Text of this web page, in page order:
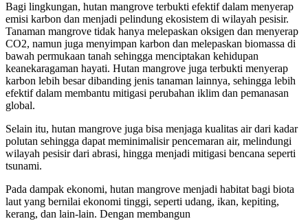
Bagi lingkungan, hutan mangrove terbukti efektif dalam menyerap
emisi karbon dan menjadi pelindung ekosistem di wilayah pesisir.
Tanaman mangrove tidak hanya melepaskan oksigen dan menyerap
CO2, namun juga menyimpan karbon dan melepaskan biomassa di
bawah permukaan tanah sehingga menciptakan kehidupan
keanekaragaman hayati. Hutan mangrove juga terbukti menyerap
karbon lebih besar dibanding jenis tanaman lainnya, sehingga lebih
efektif dalam membantu mitigasi perubahan iklim dan pemanasan
global.
Selain itu, hutan mangrove juga bisa menjaga kualitas air dari kadar
polutan sehingga dapat meminimalisir pencemaran air, melindungi
wilayah pesisir dari abrasi, hingga menjadi mitigasi bencana seperti
tsunami.
Pada dampak ekonomi, hutan mangrove menjadi habitat bagi biota
laut yang bernilai ekonomi tinggi, seperti udang, ikan, kepiting,
kerang, dan lain-lain. Dengan membangun